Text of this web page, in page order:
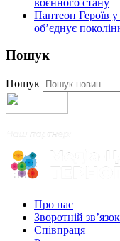
Пантеон Героїв
об’єднує
Пошук
Пошук
Про нас
Зворотній зв’язок
Співпраця